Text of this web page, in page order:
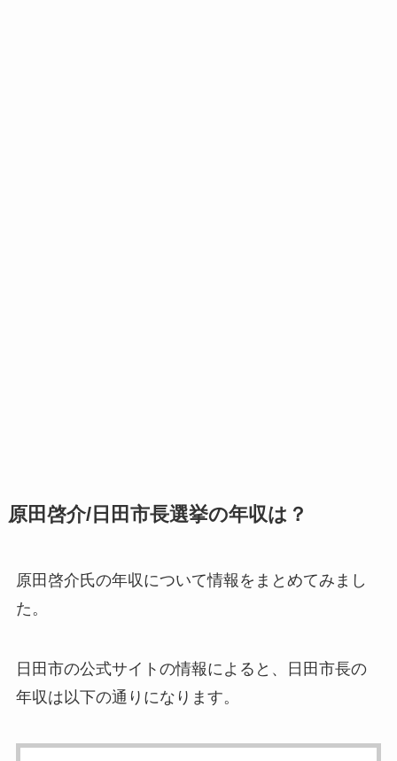
原田啓介/日田市長選挙の年収は？
原田啓介氏の年収について情報をまとめてみまし
た。
日田市の公式サイトの情報によると、日田市長の
年収は以下の通りになります。